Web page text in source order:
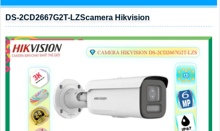
DS-2CD2667G2T-LZScamera Hikvision